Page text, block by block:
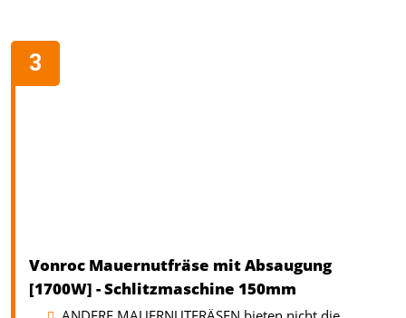
Vonroc Mauernutfräse mit Absaugung
[1700W] - Schlitzmaschine 150mm